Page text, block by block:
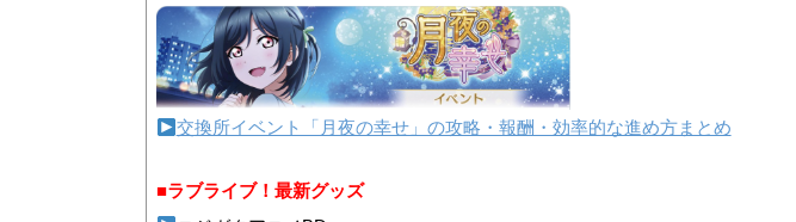
交換所イベント「月夜の幸せ」の攻略・報酬・効率的な進め方まとめ
■ラブライブ！最新グッズ